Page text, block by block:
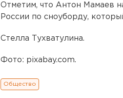
Отметим, что Антон Мамаев
России по сноуборду,
Стелла Тухватулина.
Фото: pixabay.com.
Общество